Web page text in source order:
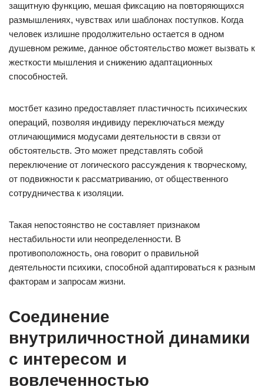
защитную функцию, мешая фиксацию на повторяющихся
размышлениях, чувствах или шаблонах поступков. Когда
человек излишне продолжительно остается в одном
душевном режиме, данное обстоятельство может вызвать к
жесткости мышления и снижению адаптационных
способностей.
мостбет казино предоставляет пластичность психических
операций, позволяя индивиду переключаться между
отличающимися модусами деятельности в связи от
обстоятельств. Это может представлять собой
переключение от логического рассуждения к творческому,
от подвижности к рассматриванию, от общественного
сотрудничества к изоляции.
Такая непостоянство не составляет признаком
нестабильности или неопределенности. В
противоположность, она говорит о правильной
деятельности психики, способной адаптироваться к разным
факторам и запросам жизни.
Соединение
внутриличностной динамики
с интересом и
вовлеченностью